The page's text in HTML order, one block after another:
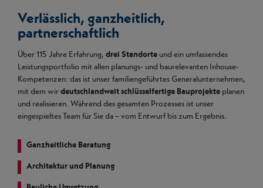
Verlässlich, ganzheitlich,
partnerschaftlich
Über 115 Jahre Erfahrung, drei Standorte und ein umfassendes
Leistungsportfolio mit allen planungs- und baurelevanten Inhouse-
Kompetenzen: das ist unserfamiliengeführtes Generalunternehmen,
mit dem wirdeutschlandweit schlüsselfertige Bauprojekte planen
und realisieren. Während des gesamten Prozesses ist unser
eingespieltes Team für Sie da – vom Entwurf bis zum Ergebnis.
Ganzheitliche Beratung
Architektur und Planung